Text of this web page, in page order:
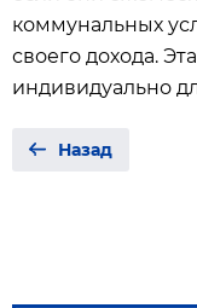
коммунальных
своего дохода.
индивидуально
Назад